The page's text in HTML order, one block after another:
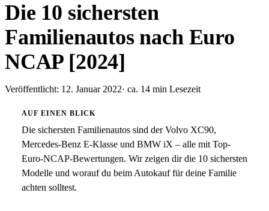
Die 10 sichersten
Familienautos nach Euro
NCAP [2024]
Veröffentlicht: 12. Januar 2022· ca. 14 min Lesezeit
AUF EINEN BLICK
Die sichersten Familienautos sind der Volvo XC90,
Mercedes-Benz E-Klasse und BMW iX – alle mit Top-
Euro-NCAP-Bewertungen. Wir zeigen dir die 10 sichersten
Modelle und worauf du beim Autokauf für deine Familie
achten solltest.